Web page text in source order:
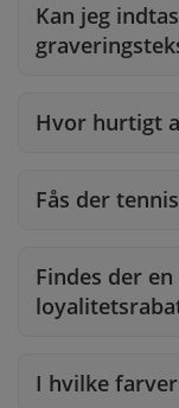
Kan jeg
Hvor hurtigt
Fås der
Findes der
I hvilke